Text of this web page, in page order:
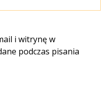
i witrynę w
podczas pisania